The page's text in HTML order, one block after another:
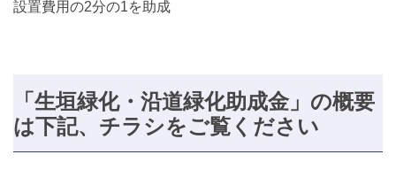
設置費用の2分の1を助成
「生垣緑化・沿道緑化助成金」の概要
は下記、チラシをご覧ください